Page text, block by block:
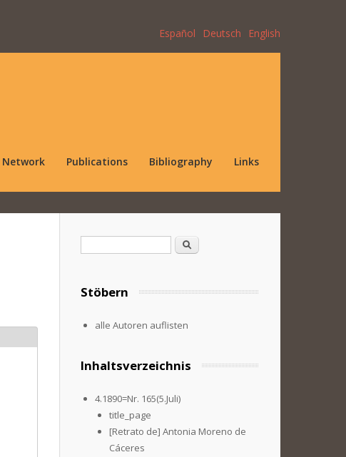
Español Deutsch English
Network Publications Bibliography Links
Search
Stöbern
alle Autoren auflisten
Inhaltsverzeichnis
4.1890=Nr. 165(5.Juli)
title_page
[Retrato de] Antonia Moreno de
Cáceres